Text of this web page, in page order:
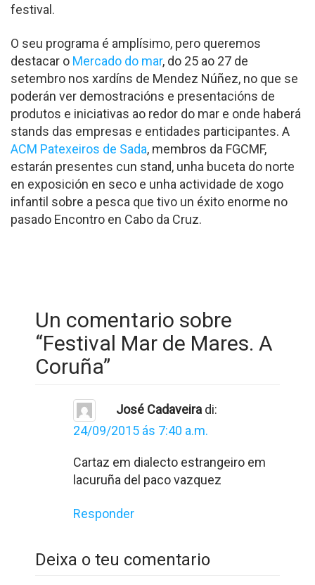
festival.
O seu programa é amplísimo, pero queremos
destacar o Mercado do mar, do 25 ao 27 de
setembro nos xardíns de Mendez Núñez, no que se
poderán ver demostracións e presentacións de
produtos e iniciativas ao redor do mar e onde haberá
stands das empresas e entidades participantes. A
ACM Patexeiros de Sada, membros da FGCMF,
estarán presentes cun stand, unha buceta do norte
en exposición en seco e unha actividade de xogo
infantil sobre a pesca que tivo un éxito enorme no
pasado Encontro en Cabo da Cruz.
Un comentario sobre
“Festival Mar de Mares. A
Coruña”
José Cadaveira di:
24/09/2015 ás 7:40 a.m.
Cartaz em dialecto estrangeiro em
lacuruña del paco vazquez
Responder
Deixa o teu comentario